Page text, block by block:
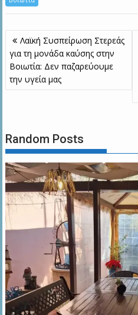
Πλοήγηση
άρθρων
Λαϊκή Συσπείρωση Στερεάς
για τη μονάδα καύσης στην
Βοιωτία: Δεν παζαρεύουμε
την υγεία μας
Random Posts